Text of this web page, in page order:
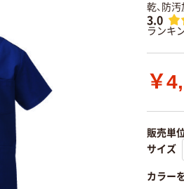
乾、防汚
3.0
ランキ
￥
販売単
サイズ
カラー